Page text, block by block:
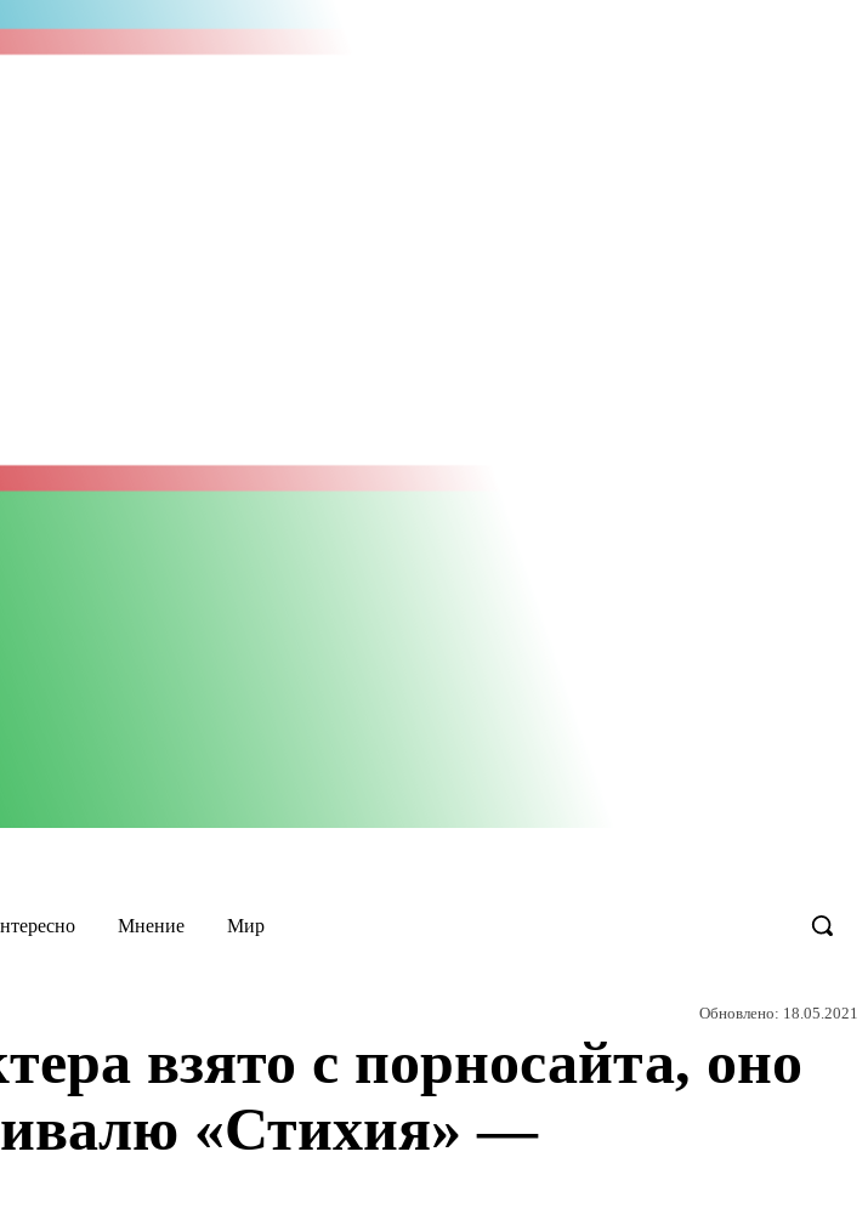
Мнение Мир
Обновлено: 18.05.2021
взято с порносайта, оно
«Стихия» —